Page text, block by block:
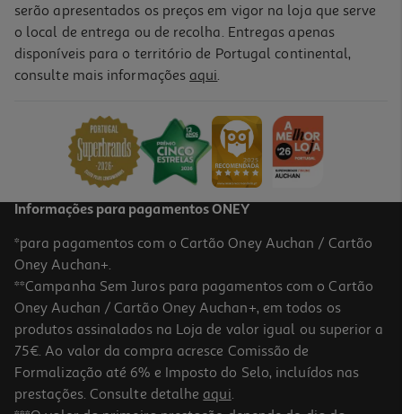
Molho Gallo Picante Jalapeno 50ml
Molho Paladin Sriracha 250ml
serão apresentados os preços em vigor na loja que serve
o local de entrega ou de recolha. Entregas apenas
disponíveis para o território de Portugal continental,
consulte mais informações aqui.
Informações para pagamentos ONEY
*para pagamentos com o Cartão Oney Auchan / Cartão
Oney Auchan+.
**Campanha Sem Juros para pagamentos com o Cartão
Oney Auchan / Cartão Oney Auchan+, em todos os
produtos assinalados na Loja de valor igual ou superior a
75€. Ao valor da compra acresce Comissão de
Formalização até 6% e Imposto do Selo, incluídos nas
prestações. Consulte detalhe aqui.